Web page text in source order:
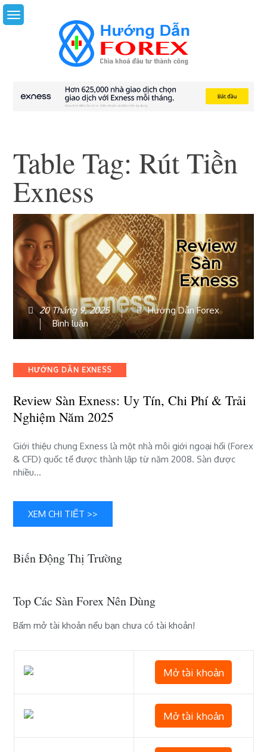
Skip
to
Table Tag:Rút Tiền
Exness
20 Tháng 9, 2025
Hướng Dẫn Forex
Bình luậnbài
viết
Sàn
Exness:
tín,
chi
trải
nghiệm
Categories
HƯỚNG DẪN EXNESS
Review Sàn Exness: Uy Tín, Chi Phí & Trải
Nghiệm Năm 2025
Giới thiệu chung Exness là một nhà môi giới ngoại hối (Forex
& CFD) quốc tế được thành lập từ năm 2008. Sàn được
nhiều…
XEM CHI TIẾT >>
Biến Động Thị Trường
Top Các Sàn Forex Nên Dùng
Bấm mở tài khoản nếu bạn chưa có tài khoản!
Mở tài khoản
Mở tài khoản